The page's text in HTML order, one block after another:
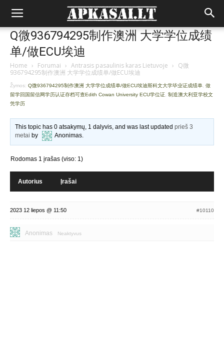
Q微936794295制作澳洲 大学学位成绩
单/做ECU埃迪
Home › Forumai › Antrasis pasaulinis karas Lietuvoje › Q微
936794295制作澳洲 大学学位成绩单/做ECU埃迪
Žymos: Q微936794295制作澳洲 大学学位成绩单/做ECU埃迪斯科文大学毕业证成绩单 做
留学回国留信网学历认证存档可查Edith Cowan University ECU学位证 制造澳大利亚学校文
凭学历
This topic has 0 atsakymų, 1 dalyvis, and was last updatedprieš 3
metai by Anonimas.
Rodomas 1 įrašas (viso: 1)
Autorius Įrašai
2023 12 liepos @ 11:50 #10110
Anonimas Neaktyvus